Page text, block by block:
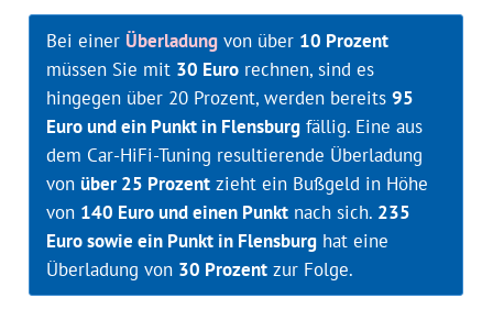
Bei einer Überladungvon über 10 Prozent
müssen Sie mit 30 Eurorechnen, sind es
hingegen über 20 Prozent, werden bereits 95
Euro und ein Punkt in Flensburgfällig. Eine aus
dem Car-HiFi-Tuning resultierende Überladung
von über 25 Prozentzieht ein Bußgeld in Höhe
von 140 Euro und einen Punktnach sich. 235
Euro sowie ein Punkt in Flensburghat eine
Überladung von 30 Prozentzur Folge.